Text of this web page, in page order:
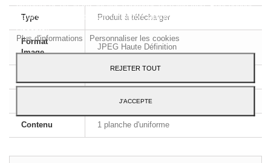
Type Produit à télécharger
Format
Image
JPEG Haute Définition
Français et Anglais
Contenu 1 planche d'uniforme
préférences en analysant vos habitudes de navigation. Pour donner
votre consentement à son utilisation, appuyez sur le bouton
Plus d'informations
Personnaliser les cookies
REJETER TOUT
J'ACCEPTE